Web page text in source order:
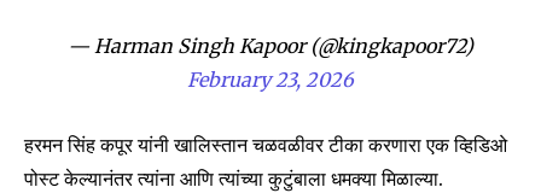
— Harman Singh Kapoor (@kingkapoor72)
February 23, 2026
हरमन सिंह कपूर यांनी खालिस्तान चळवळीवर टीका करणारा एक व्हिडिओ
पोस्ट केल्यानंतर त्यांना आणि त्यांच्या कुटुंबाला धमक्या मिळाल्या.